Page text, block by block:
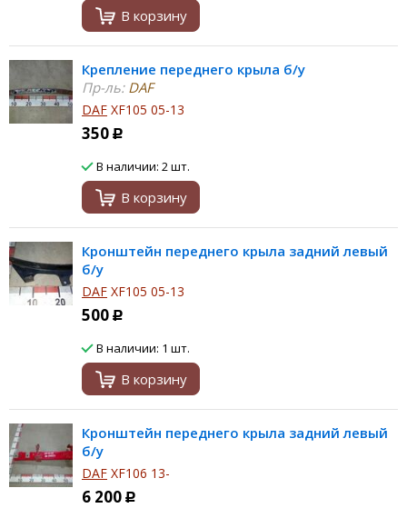
В корзину
Крепление переднего крыла б/у
Пр-ль:DAF
DAF XF105 05-13
350 Р
В наличии: 2 шт.
В корзину
Кронштейн переднего крыла задний левый
б/у
DAF XF105 05-13
500 Р
В наличии: 1 шт.
В корзину
Кронштейн переднего крыла задний левый
б/у
DAF XF106 13-
6 200 Р